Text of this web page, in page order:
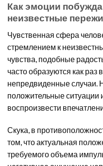
Как эмоции
неизвестные
Чувственная сфера
стремлением к
чувства, подобные
часто образуются как раз
непредвиденные случаи.
положительные ситуации
воспроизвести
Скука, в
том, что актуальная
требуемого объема